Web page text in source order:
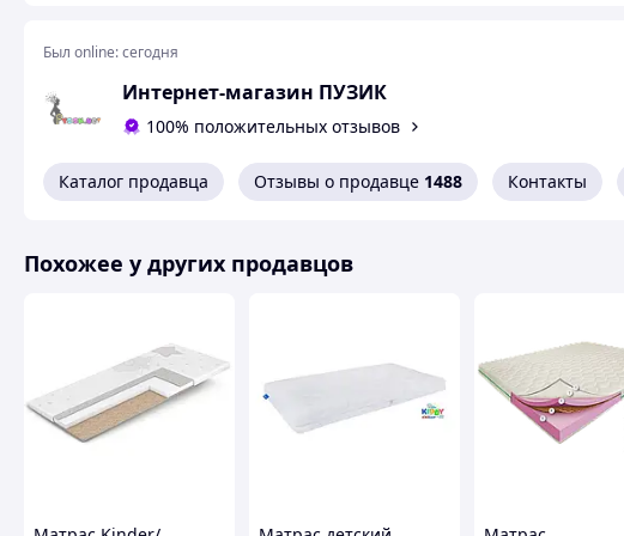
толщина — 10 см,
орехов кокосовой пальмы,
является самым оптимальным вариантом для детской кроватки.
Покупать у нас выгодно!
Был online:сегодня
Интернет-магазин ПУЗИК
100% положительных отзывов
Каталог продавца Отзывы о продавце 1488 Контакты
Похожее у других продавцов